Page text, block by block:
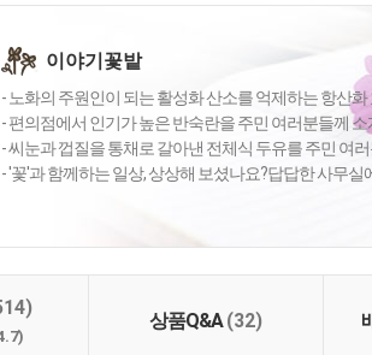
이야기꽃밭
- 노화의 주원인이 되는 활성화 산소를 억제하는 항산화
- 편의점에서 인기가 높은 반숙란을 주민 여러분들께 소
- 씨눈과 껍질을 통채로 갈아낸 전체식 두유를 주민 여러
- '꽃'과 함께하는 일상, 상상해 보셨나요?답답한 사무실
상품Q&A(32)